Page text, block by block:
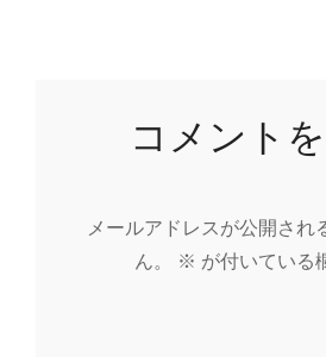
コメント
メールアドレスが公開され
ん。
※ が付いている